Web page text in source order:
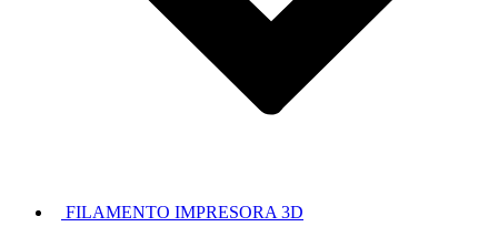
FILAMENTO IMPRESORA 3D